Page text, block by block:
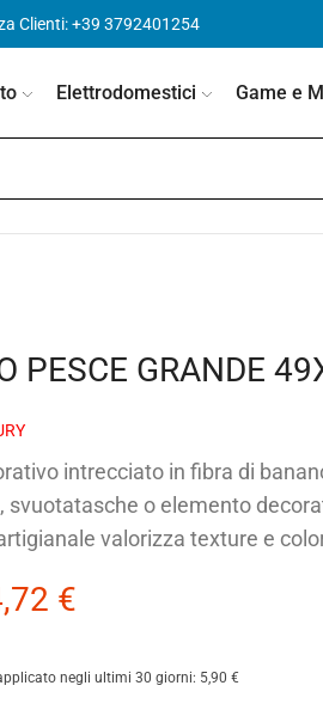
Clienti: +39 3792401254
Elettrodomestici Game e
PESCE GRANDE
intrecciato in fibra di
svuotatasche o elemento
valorizza texture e
€
negli ultimi 30 giorni: 5,90 €